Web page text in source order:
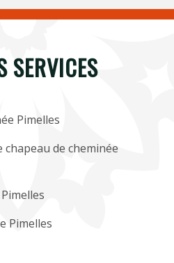
SERVICES
Pimelles
de cheminée
Pimelles